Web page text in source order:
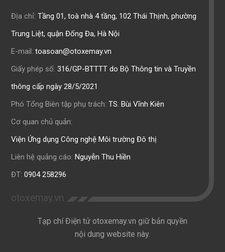
Địa chỉ: Tầng 01, toà nhà 4 tầng, 102 Thái Thịnh, phường
Trung Liệt, quận Đống Đa, Hà Nội
E-mail: toasoan@otoxemay.vn
Giấy phép số: 316/GP-BTTTT do Bộ Thông tin và Truyền
thông cấp ngày 28/5/2021
Phó Tổng Biên tập phụ trách: TS. Bùi Vĩnh Kiên
Cơ quan chủ quản:
Viện Ứng dụng Công nghệ Môi trường Đô thị
Liên hệ quảng cáo: Nguyễn Thu Hiền
ĐT: 0904 258296
otoxemay.vn
Tạp chí Điện tử otoxemay.vn giữ bản quyền
nội dung website này.